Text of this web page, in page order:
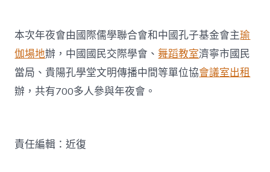
本次年夜會由國際儒學聯合會和中國孔子基金會主瑜
伽場地辦，中國國民交際學會、舞蹈教室濟寧市國民
當局、貴陽孔學堂文明傳播中間等單位協會議室出租
辦，共有700多人參與年夜會。
責任編輯：近復